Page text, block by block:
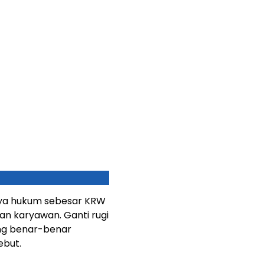
hukum sebesar KRW
karyawan. Ganti rugi
benar-benar